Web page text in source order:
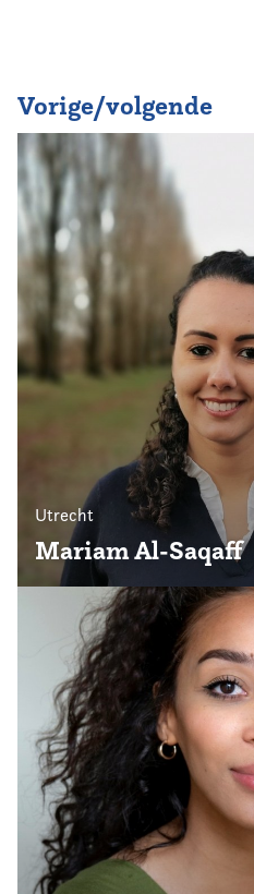
Vorige/volgende
Utrecht
Mariam Al-Saqaff